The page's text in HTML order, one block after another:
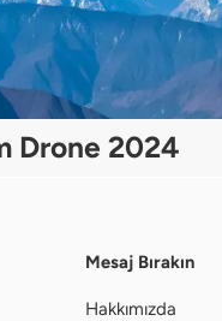
Drone 2024
Mesaj Bırakın
Hakkımızda